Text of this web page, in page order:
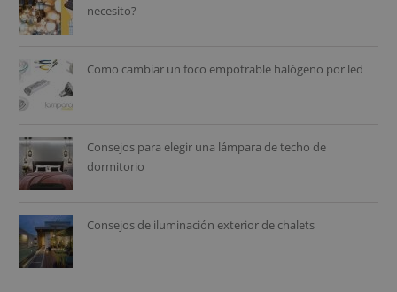
necesito?
Como cambiar un foco empotrable halógeno por led
Consejos para elegir una lámpara de techo de
dormitorio
Consejos de iluminación exterior de chalets